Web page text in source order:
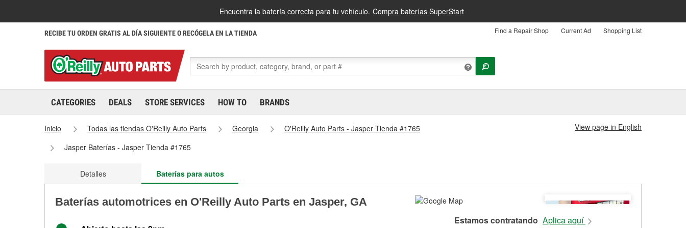
Encuentra la batería correcta para tu vehículo. Compra baterías SuperStart
RECIBE TU ORDEN GRATIS AL DÍA SIGUIENTE O RECÓGELA EN LA TIENDA Find a Repair Shop Current Ad Shopping List
CATEGORIES DEALS STORE SERVICES HOW TO BRANDS
Inicio Todas las tiendas O'Reilly Auto Parts Georgia
O'Reilly Auto Parts - Jasper Tienda #1765
Jasper Baterías - Jasper Tienda #1765
View page in English
Detalles Baterías para autos
Baterías automotrices en O'Reilly Auto Parts en Jasper, GA
Estamos contratando Aplica aquí